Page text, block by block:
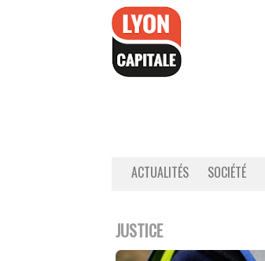
ACTUALITÉS SOCIÉTÉ
JUSTICE